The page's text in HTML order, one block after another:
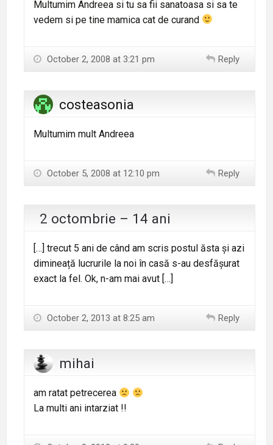
Multumim Andreea si tu sa fii sanatoasa si sa te
vedem si pe tine mamica cat de curand
October 2, 2008 at 3:21 pm Reply
costeasonia
Multumim mult Andreea
October 5, 2008 at 12:10 pm Reply
2 octombrie – 14 ani
[…] trecut 5 ani de când am scris postul ăsta și azi
dimineață lucrurile la noi în casă s-au desfășurat
exact la fel. Ok, n-am mai avut […]
October 2, 2013 at 8:25 am Reply
mihai
am ratat petrecerea
La multi ani intarziat !!